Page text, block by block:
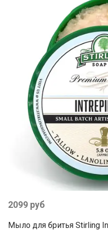
2099 руб
Мыло для бритья Stirling